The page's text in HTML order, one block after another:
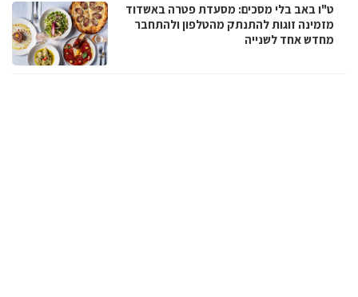
ט"ו באב בלי מסכים: מסעדת פטרה באשדוד
מזמינה זוגות להתנתק מהטלפון ולהתחבר
מחדש אחד לשנייה